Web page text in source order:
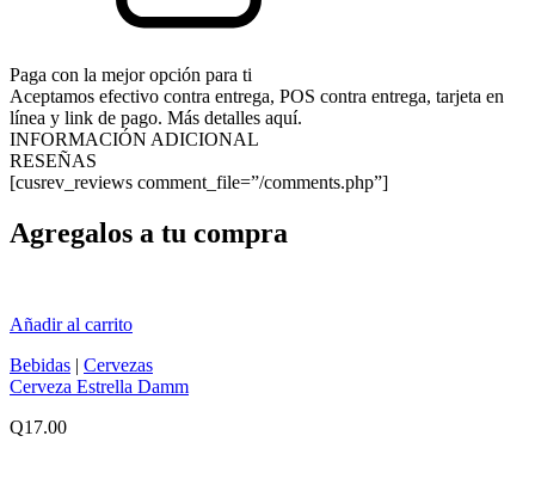
Paga con la mejor opción para ti
Aceptamos efectivo contra entrega, POS contra entrega, tarjeta en
línea y link de pago. Más detalles aquí.
INFORMACIÓN ADICIONAL
RESEÑAS
[cusrev_reviews comment_file=”/comments.php”]
Agregalos a tu compra
Añadir al carrito
Bebidas | Cervezas
Cerveza Estrella Damm
Q17.00